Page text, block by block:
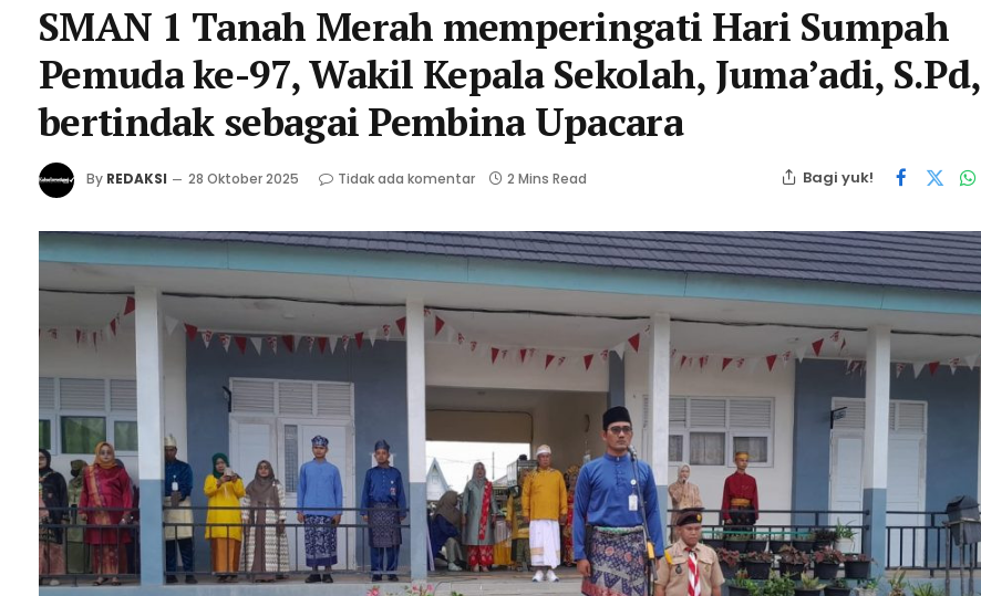
SMAN 1 Tanah Merah memperingati Hari Sumpah
Pemuda ke-97, Wakil Kepala Sekolah, Juma’adi, S.Pd,
bertindak sebagai Pembina Upacara
By REDAKSI 28 Oktober 2025 Tidak ada komentar 2 Mins Read Bagi yuk!